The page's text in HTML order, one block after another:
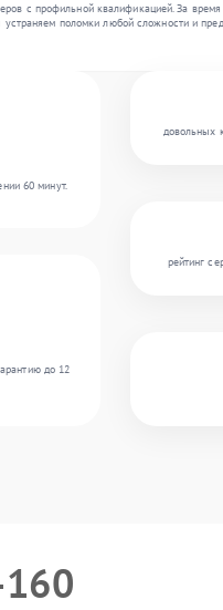
с профильной квалификацией. За
поломки любой сложности и
60 минут.
до 12
довольных
рейтинг